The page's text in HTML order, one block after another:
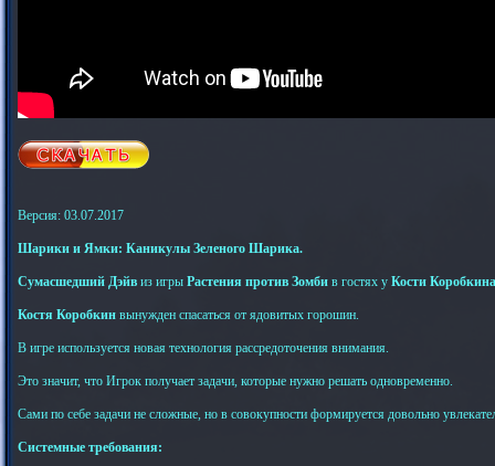
Версия: 03.07.2017
Шарики и Ямки: Каникулы Зеленого Шарика.
Сумасшедший Дэйв из игры Растения против Зомби в гостях у Кости Коробкина
Костя Коробкин вынужден спасаться от ядовитых горошин.
В игре используется новая технология рассредоточения внимания.
Это значит, что Игрок получает задачи, которые нужно решать одновременно.
Сами по себе задачи не сложные, но в совокупности формируется довольно
Системные требования: